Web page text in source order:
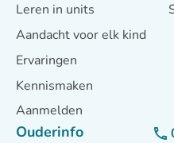
Leren in units
Aandacht voor elk kind
Ervaringen
Kennismaken
Aanmelden
Ouderinfo